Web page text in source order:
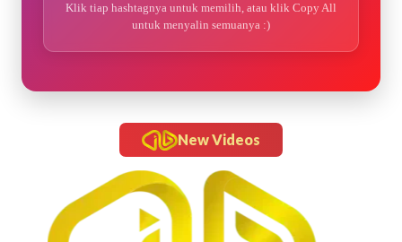
Klik tiap hashtagnya untuk memilih, atau klik Copy All
untuk menyalin semuanya :)
New Videos